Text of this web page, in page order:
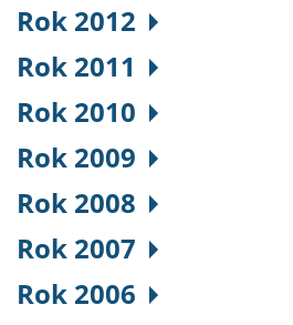
Rok 2012
Rok 2011
Rok 2010
Rok 2009
Rok 2008
Rok 2007
Rok 2006